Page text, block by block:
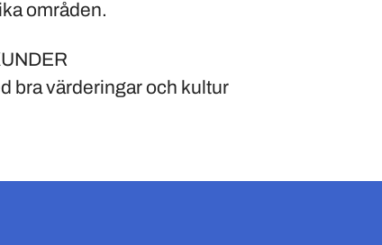
områden.
bra värderingar och kultur